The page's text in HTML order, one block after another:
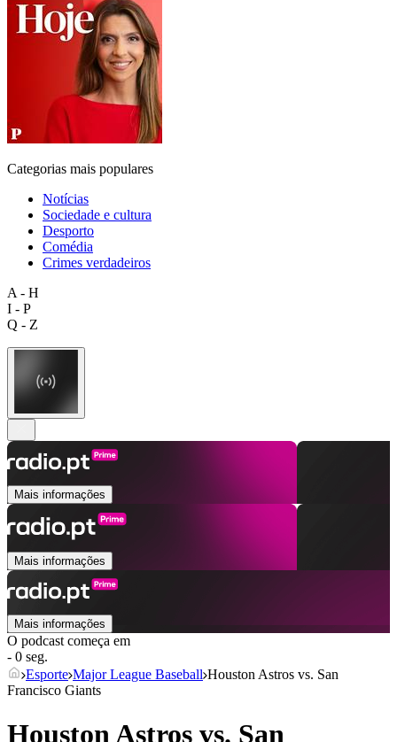
Categorias mais populares
Notícias
Sociedade e cultura
Desporto
Comédia
Crimes verdadeiros
A - H
I - P
Q - Z
Mais informações
Mais informações
Mais informações
O podcast começa em
- 0 seg.
Esporte Major League Baseball Houston Astros vs. San
Francisco Giants
Houston Astros vs. San